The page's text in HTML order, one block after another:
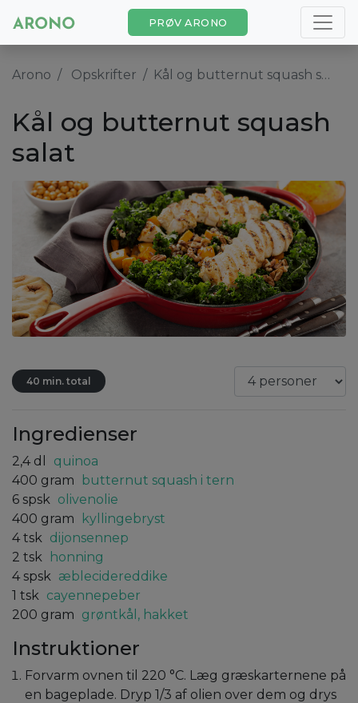
PRØV ARONO
Arono Opskrifter Kål og butternut squash salat
Kål og butternut squash
salat
40 min. total
Ingredienser
2,4 dl
quinoa
400 gram
butternut squash i tern
6 spsk olivenolie
400 gram
kyllingebryst
4 tsk dijonsennep
2 tsk
honning
4 spsk æblecidereddike
1 tsk cayennepeber
200 gram grøntkål, hakket
Instruktioner
Forvarm ovnen til 220 °C. Læg græskarternene på
en bageplade. Dryp 1/3 af olien over dem og drys